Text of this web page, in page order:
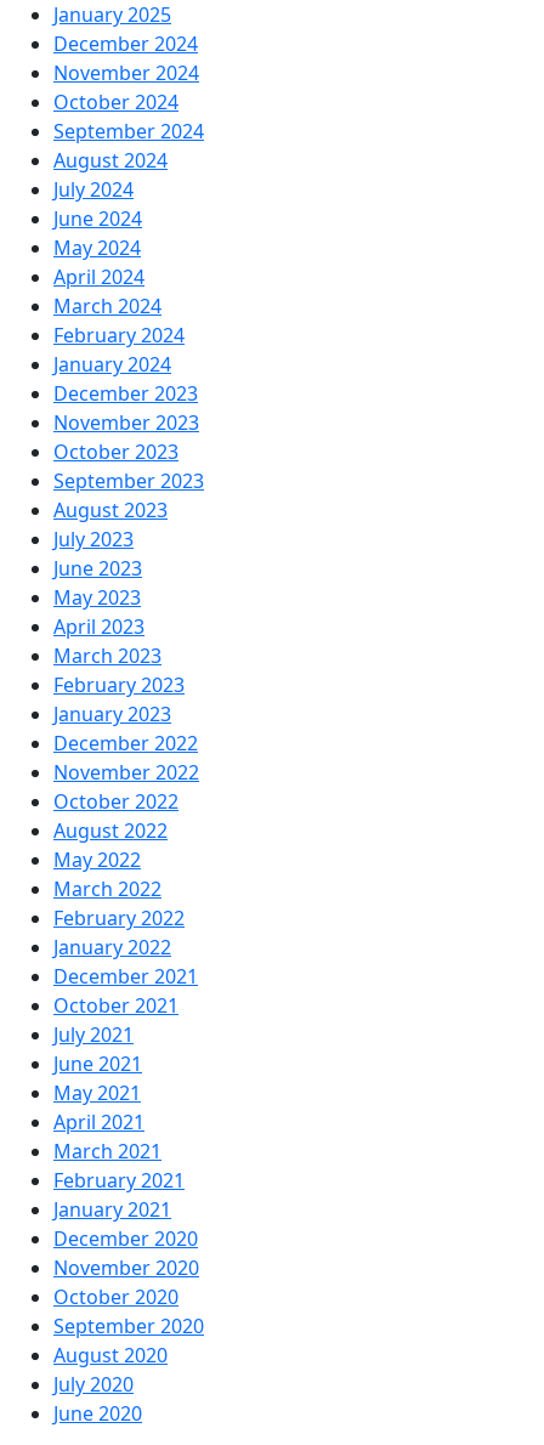
January 2025
December 2024
November 2024
October 2024
September 2024
August 2024
July 2024
June 2024
May 2024
April 2024
March 2024
February 2024
January 2024
December 2023
November 2023
October 2023
September 2023
August 2023
July 2023
June 2023
May 2023
April 2023
March 2023
February 2023
January 2023
December 2022
November 2022
October 2022
August 2022
May 2022
March 2022
February 2022
January 2022
December 2021
October 2021
July 2021
June 2021
May 2021
April 2021
March 2021
February 2021
January 2021
December 2020
November 2020
October 2020
September 2020
August 2020
July 2020
June 2020